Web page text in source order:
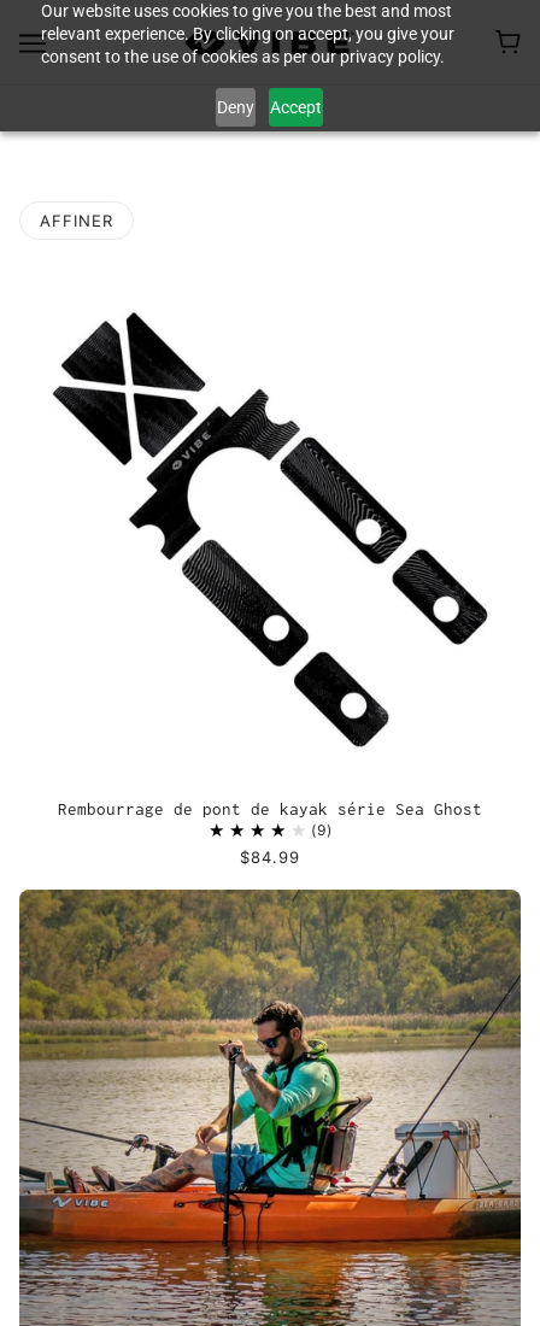
Our website uses cookies to give you the best and most
relevant experience. By clicking on accept, you give your
consent to the use of cookies as per our privacy policy.
Deny Accept
ÉQUIPEMENTS
AFFINER
Rembourrage de pont de kayak série Sea Ghost
9
$84.99